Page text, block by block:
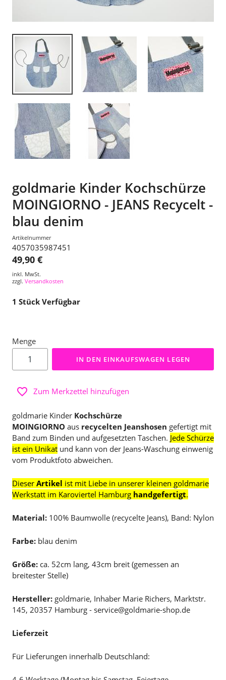
goldmarie Kinder Kochschürze
MOINGIORNO - JEANS Recycelt -
blau denim
Artikelnummer
4057035987451
49,90 €
inkl. MwSt.
zzgl. Versandkosten
1 Stück Verfügbar
Menge
IN DEN EINKAUFSWAGEN LEGEN
Zum Merkzettel hinzufügen
goldmarie Kinder Kochschürze
MOINGIORNO aus recycelten Jeanshosen gefertigt mit
Band zum Binden und aufgesetzten Taschen. Jede Schürze
ist ein Unikat und kann von der Jeans-Waschung einwenig
vom Produktfoto abweichen.
Dieser Artikel ist mit Liebe in unserer kleinen goldmarie
Werkstatt im Karoviertel Hamburg handgefertigt.
Material: 100% Baumwolle (recycelte Jeans), Band: Nylon
Farbe: blau denim
Größe: ca. 52cm lang, 43cm breit (gemessen an
breitester Stelle)
Hersteller: goldmarie, Inhaber Marie Richers, Marktstr.
145, 20357 Hamburg - service@goldmarie-shop.de
Lieferzeit
Für Lieferungen innerhalb Deutschland: